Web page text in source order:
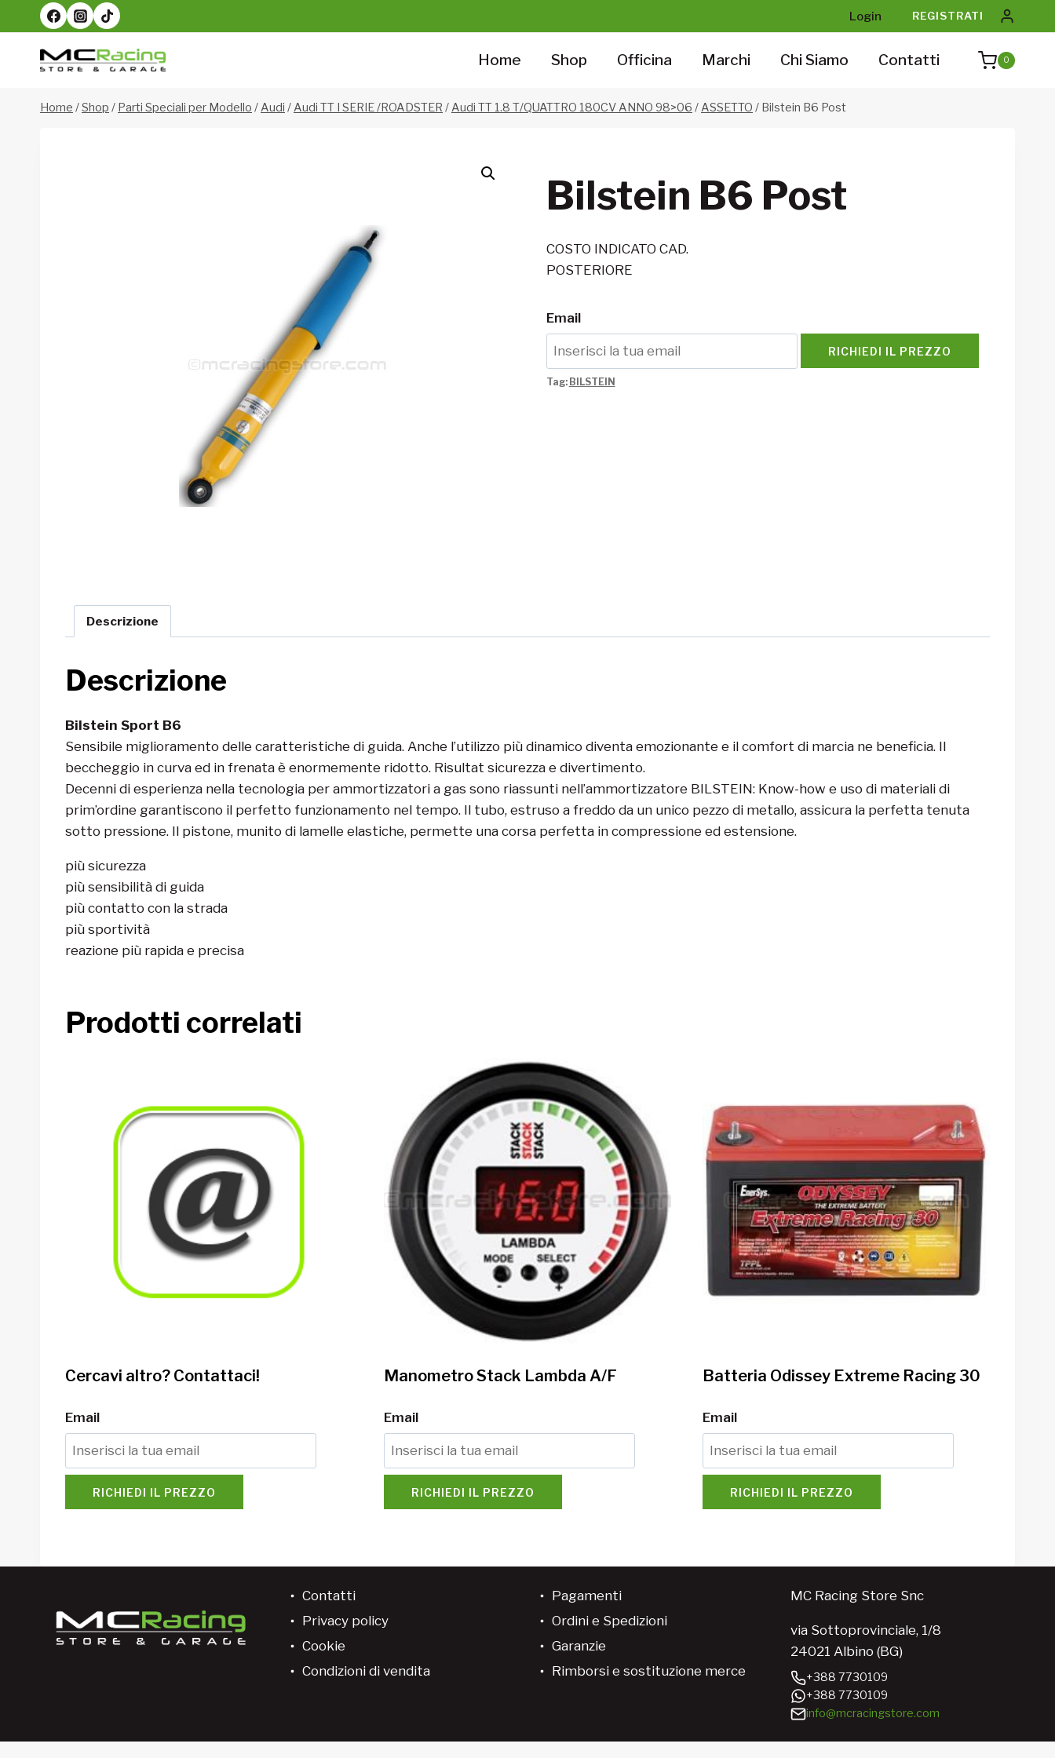
al
contenuto
Login REGISTRATI
Home Shop Officina Marchi Chi Siamo Contatti 0
Home /Shop / Parti Speciali per Modello /Audi /Audi TT I SERIE /ROADSTER /Audi TT 1.8 T/QUATTRO 180CV ANNO 98>06 /ASSETTO / Bilstein B6 Post
Bilstein B6 Post
COSTO INDICATO CAD.
POSTERIORE
Email
RICHIEDI IL PREZZO
Tag: BILSTEIN
Descrizione
Descrizione
Bilstein Sport B6
Sensibile miglioramento delle caratteristiche di guida. Anche l’utilizzo più dinamico diventa emozionante e il comfort di marcia ne beneficia. Il
beccheggio in curva ed in frenata è enormemente ridotto. Risultat sicurezza e divertimento.
Decenni di esperienza nella tecnologia per ammortizzatori a gas sono riassunti nell’ammortizzatore BILSTEIN: Know-how e uso di materiali di
prim’ordine garantiscono il perfetto funzionamento nel tempo. Il tubo, estruso a freddo da un unico pezzo di metallo, assicura la perfetta tenuta
sotto pressione. Il pistone, munito di lamelle elastiche, permette una corsa perfetta in compressione ed estensione.
più sicurezza
più sensibilità di guida
più contatto con la strada
più sportività
reazione più rapida e precisa
Prodotti correlati
Cercavi altro? Contattaci!
Email
RICHIEDI IL PREZZO
Manometro Stack Lambda A/F
Email
RICHIEDI IL PREZZO
Batteria Odissey Extreme Racing 30
Email
RICHIEDI IL PREZZO
Contatti
Privacy policy
Cookie
Condizioni di vendita
Pagamenti
Ordini e Spedizioni
Garanzie
Rimborsi e sostituzione merce
MC Racing Store Snc
via Sottoprovinciale, 1/8
24021 Albino (BG)
+388 7730109
+388 7730109
info@mcracingstore.com